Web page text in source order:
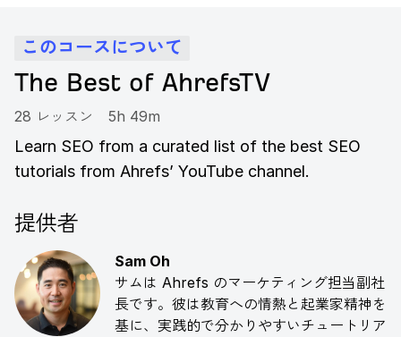
このコースについて
The Best of AhrefsTV
28 レッスン 5h 49m
Learn SEO from a curated list of the best SEO
tutorials from Ahrefs’ YouTube channel.
提供者
Sam Oh
サムは Ahrefs のマーケティング担当副社
長です。彼は教育への情熱と起業家精神を
基に、実践的で分かりやすいチュートリア